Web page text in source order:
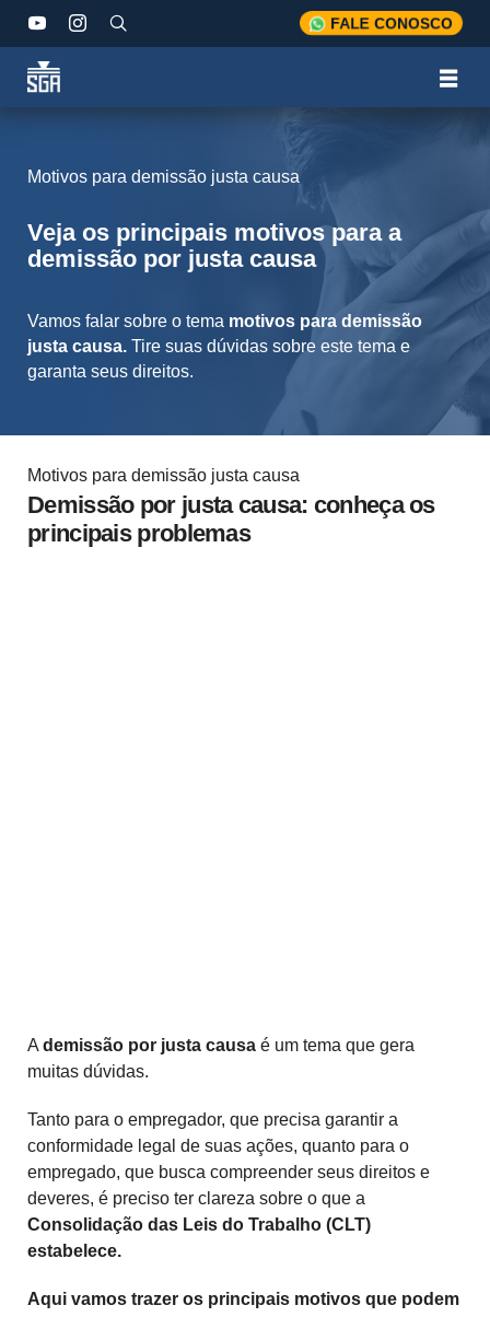
FALE CONOSCO
Motivos para demissão justa causa
Veja os principais motivos para a
demissão por justa causa
Vamos falar sobre o tema motivos para demissão
justa causa. Tire suas dúvidas sobre este tema e
garanta seus direitos.
Motivos para demissão justa causa
Demissão por justa causa: conheça os
principais problemas
A demissão por justa causa é um tema que gera
muitas dúvidas.
Tanto para o empregador, que precisa garantir a
conformidade legal de suas ações, quanto para o
empregado, que busca compreender seus direitos e
deveres, é preciso ter clareza sobre o que a
Consolidação das Leis do Trabalho (CLT)
estabelece.
Aqui vamos trazer os principais motivos que podem